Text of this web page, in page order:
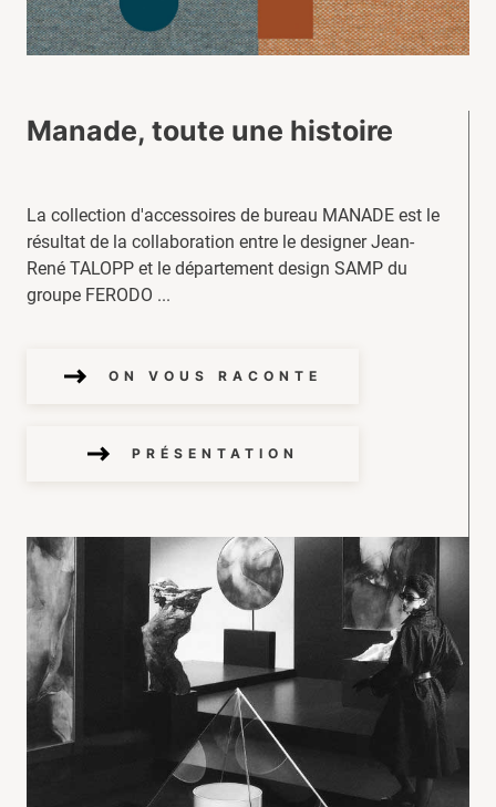
Manade, toute une histoire
La collection d'accessoires de bureau MANADE est le
résultat de la collaboration entre le designer Jean-
René TALOPP et le département design SAMP du
groupe FERODO ...
ON VOUS RACONTE
PRÉSENTATION